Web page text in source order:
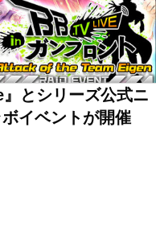
とシリーズ公式ニ
イベントが開催